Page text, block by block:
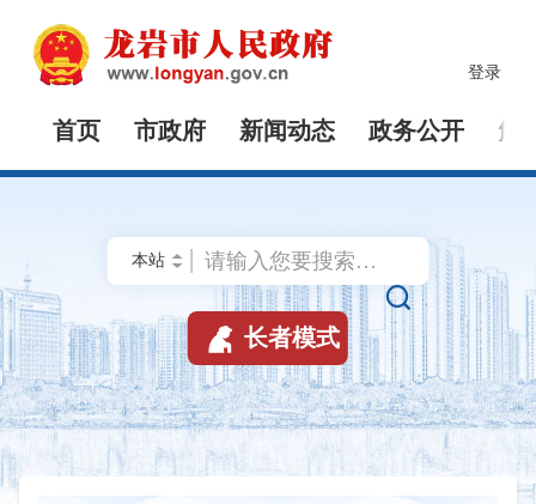
登录
首页 市政府 新闻动态 政务公开 解

 长者模式